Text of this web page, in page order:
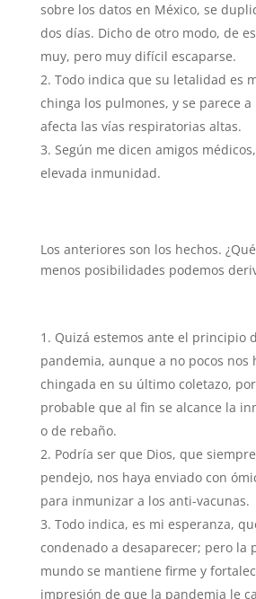
sobre los datos en México, se
dos días. Dicho de otro modo, de
muy, pero muy difícil escaparse.
Todo indica que su letalidad es
chinga los pulmones, y se parece
afecta las vías respiratorias altas.
Según me dicen amigos
elevada inmunidad.
Los anteriores son los hechos.
menos posibilidades podemos
Quizá estemos ante el principio
pandemia, aunque a no pocos nos
chingada en su último coletazo,
probable que al fin se alcance la
o de rebaño.
Podría ser que Dios, que
pendejo, nos haya enviado con
para inmunizar a los anti-vacunas.
Todo indica, es mi esperanza,
condenado a desaparecer; pero la
mundo se mantiene firme y
impresión de que la pandemia le